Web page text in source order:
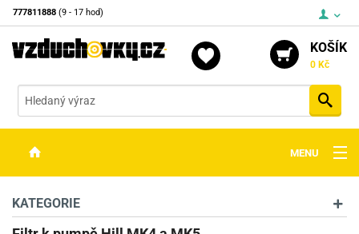
777811888 (9 - 17 hod)
KOŠÍK
0 Kč
MENU
OPTIKA
KATEGORIE